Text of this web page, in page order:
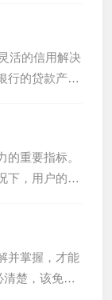
活的信用解决
行的贷款产品
重要指标。
下，用户的支
并掌握，才能
楚，该免息